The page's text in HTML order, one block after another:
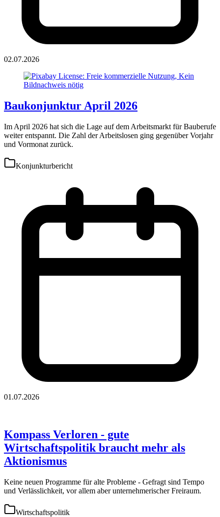
02.07.2026
Baukonjunktur April 2026
Im April 2026 hat sich die Lage auf dem Arbeitsmarkt für Bauberufe
weiter entspannt. Die Zahl der Arbeitslosen ging gegenüber Vorjahr
und Vormonat zurück.
Konjunkturbericht
01.07.2026
Kompass Verloren - gute
Wirtschaftspolitik braucht mehr als
Aktionismus
Keine neuen Programme für alte Probleme - Gefragt sind Tempo
und Verlässlichkeit, vor allem aber unternehmerischer Freiraum.
Wirtschaftspolitik